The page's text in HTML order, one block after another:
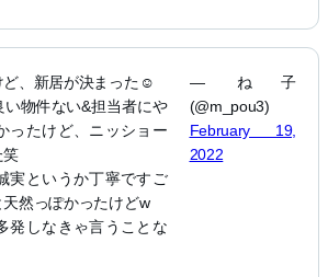
ど、新居が決まった☺️
物件ない&担当者にや
ったけど、ニッショー
笑
実というか丁寧ですご
然っぽかったけどw
発しなきゃ言うことな
— ね子
(@m_pou3)
February 19,
2022